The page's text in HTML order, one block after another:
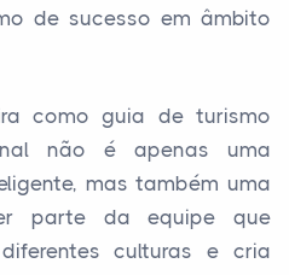
de sucesso em âmbito
como guia de turismo
não é apenas uma
mas também uma
parte da equipe que
culturas e cria